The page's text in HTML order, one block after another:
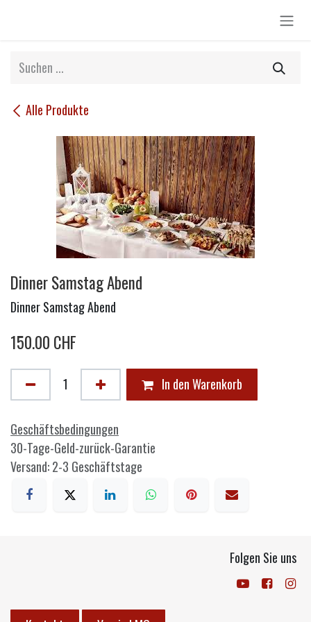
Alle Produkte
Dinner Samstag Abend
Dinner Samstag Abend
150.00 CHF
In den Warenkorb
Geschäftsbedingungen
30-Tage-Geld-zurück-Garantie
Versand: 2-3 Geschäftstage
Folgen Sie uns